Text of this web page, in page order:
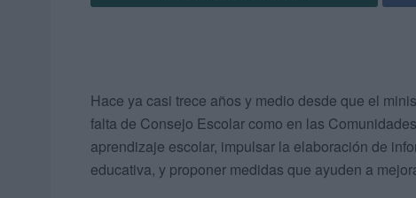
Hace ya casi trece años y medio desde que el
falta de Consejo Escolar como en las
aprendizaje escolar, impulsar la elaboración de
educativa, y proponer medidas que ayuden a